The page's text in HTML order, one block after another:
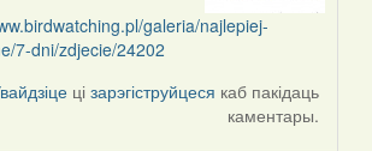
galeria/najlepiej-
7-dni/zdjecie/24202
цізарэгіструйцеся каб пакідаць
каментары.